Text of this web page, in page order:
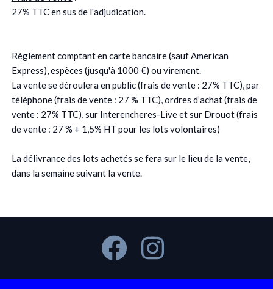
27% TTC en sus de l'adjudication.
Règlement comptant en carte bancaire (sauf American
Express), espèces (jusqu'à 1000 €) ou virement.
La vente se déroulera en public (frais de vente : 27% TTC), par
téléphone (frais de vente : 27 % TTC), ordres d’achat (frais de
vente : 27% TTC), sur Interencheres-Live et sur Drouot (frais
de vente : 27 % + 1,5% HT pour les lots volontaires)
La délivrance des lots achetés se fera sur le lieu de la vente,
dans la semaine suivant la vente.